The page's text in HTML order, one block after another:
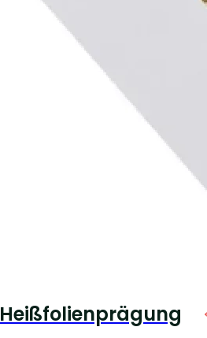
Heißfolienprägung